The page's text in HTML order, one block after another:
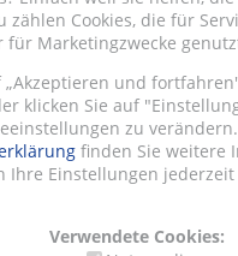
zählen Cookies, die für
für Marketingzwecke
„Akzeptieren und
klicken Sie auf
zu
finden Sie weitere
Ihre Einstellungen
Verwendete Cookies: